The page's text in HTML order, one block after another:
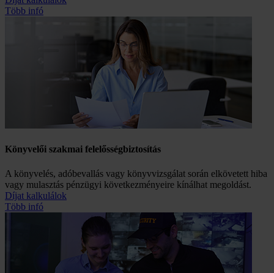
Több infó
Könyvelői szakmai felelősség­biztosítás
A könyvelés, adóbevallás vagy könyvvizsgálat során elkövetett hiba
vagy mulasztás pénzügyi következményeire kínálhat megoldást.
Díjat kalkulálok
Több infó